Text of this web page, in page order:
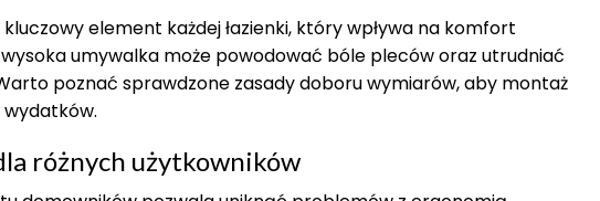
element każdej łazienki, który wpływa na komfort
umywalka może powodować bóle pleców oraz utrudniać
poznać sprawdzone zasady doboru wymiarów, aby montaż
różnych użytkowników